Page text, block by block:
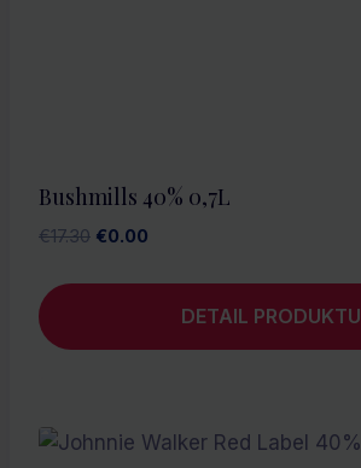
Bushmills 40% 0,7L
€17.30 Pôvodná
bola:
€0.00
je:
€0.00.DETAIL PRODUKTU